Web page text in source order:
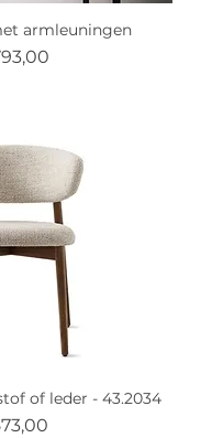
armleuningen
of leder - 43.2034